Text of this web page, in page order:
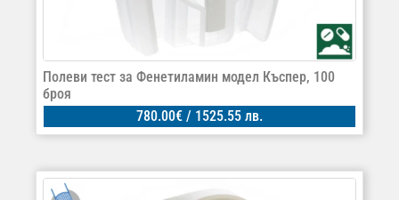
Полеви тест за Фенетиламин модел Къспер, 100
броя
780.00€ / 1525.55 лв.